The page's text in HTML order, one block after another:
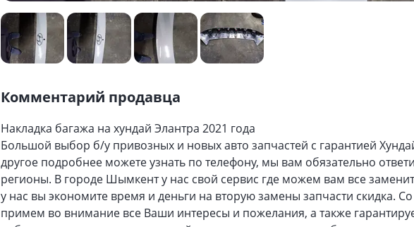
Комментарий продавца
Накладка багажа на хундай Элантра 2021 года
Большой выбор б/у привозных и новых авто запчастей с гарантией
другое подробнее можете узнать по телефону, мы вам обязательно
регионы. В городе Шымкент у нас свой сервис где можем вам все
у нас вы экономите время и деньги на вторую замены запчасти скидка.
примем во внимание все Ваши интересы и пожелания, а также